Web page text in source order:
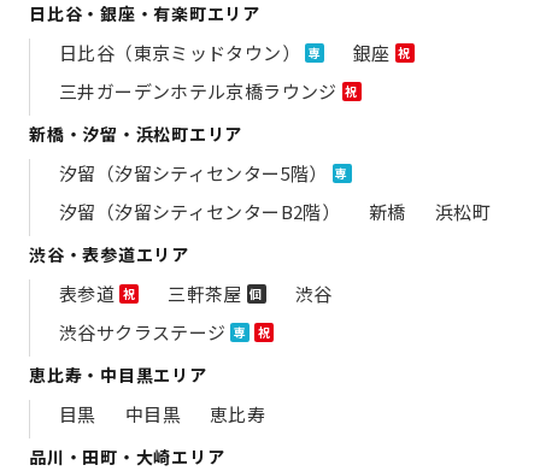
日比谷・銀座・有楽町エリア
日比谷（東京ミッドタウン） 専 銀座 祝
三井ガーデンホテル京橋ラウンジ 祝
新橋・汐留・浜松町エリア
汐留（汐留シティセンター5階） 専
汐留（汐留シティセンターB2階） 新橋 浜松町
渋谷・表参道エリア
表参道 祝 三軒茶屋 個
渋谷
渋谷サクラステージ 専 祝
恵比寿・中目黒エリア
目黒 中目黒 恵比寿
品川・田町・大崎エリア